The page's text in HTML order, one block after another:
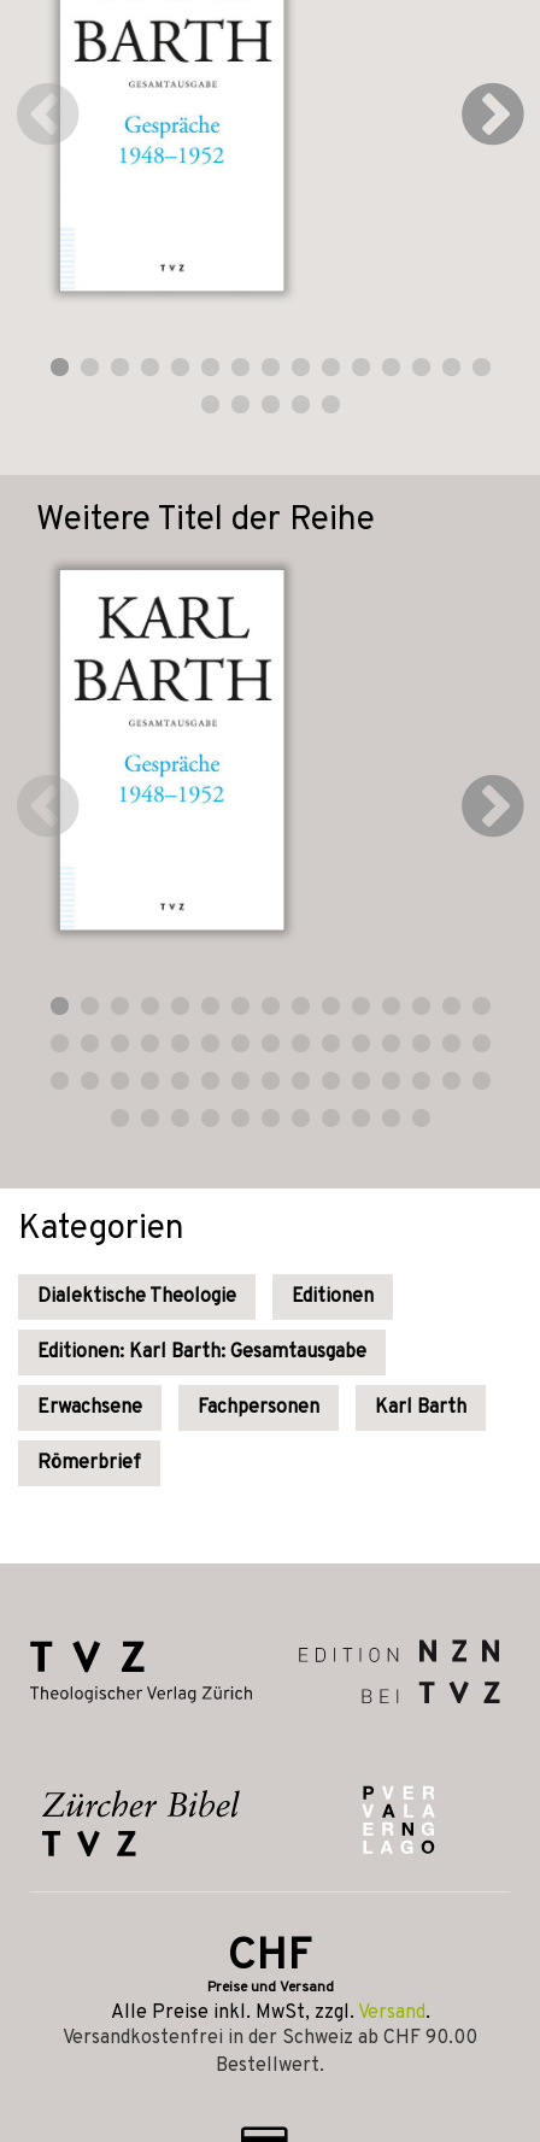
Weitere Titel der Reihe
Kategorien
Dialektische Theologie Editionen
Editionen: Karl Barth: Gesamtausgabe
Erwachsene Fachpersonen Karl Barth
Römerbrief
CHF
Preise und Versand
Alle Preise inkl. MwSt, zzgl. Versand.
Versandkostenfrei in der Schweiz ab CHF 90.00
Bestellwert.